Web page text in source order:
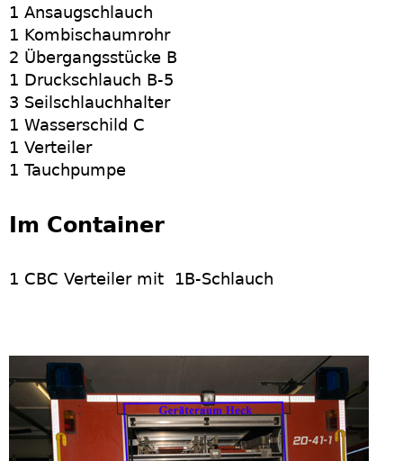
1 Ansaugschlauch
1 Kombischaumrohr
2 Übergangsstücke B
1 Druckschlauch B-5
3 Seilschlauchhalter
1 Wasserschild C
1 Verteiler
1 Tauchpumpe
Im Container
1 CBC Verteiler mit 1B-Schlauch